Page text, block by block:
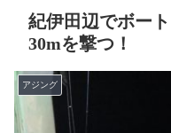
紀伊田辺でボー
30mを撃つ！
アジング